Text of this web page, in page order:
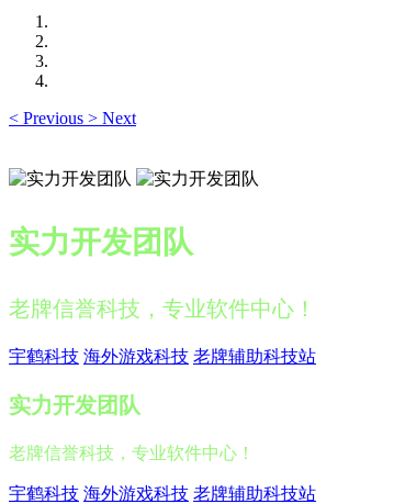
< Previous > Next
实力开发团队
老牌信誉科技，专业软件中心！
宇鹤科技 海外游戏科技 老牌辅助科技站
实力开发团队
老牌信誉科技，专业软件中心！
宇鹤科技 海外游戏科技 老牌辅助科技站